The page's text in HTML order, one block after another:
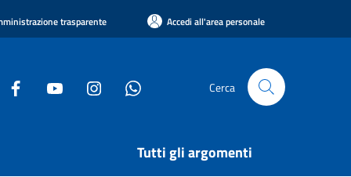
trasparente Accedi all'area personale
Cerca
Tutti gli argomenti